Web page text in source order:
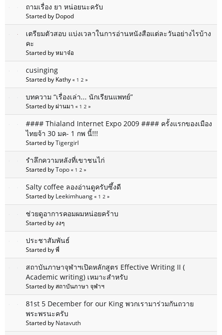
ถามเรื่อง ยา หน่อยนะครับ
Started by Dopod
เตรียมตัวสอบ แบ่งเวลาในการอ่านหนังสือแต่ละวันอย่างไรบ้าง
คะ
Started by หมาจ๋อ
cusinging
Started by Kathy « 1 2 »
บทความ “เรื่องเล่า... นักเรียนแพทย์”
Started by ผ่านมา « 1 2 »
#### Thialand Internet Expo 2009 #### ครั้งแรกของเมือง
ไทยจ้า 30 มค- 1 กพ นี้!!!
Started byTigergirl
รำลึกความหลังที่เขาชนไก่
Started byTopo « 1 2 »
Salty coffee ลองอ่านดูครับซึ้งดี
Started by Leekimhuang « 1 2 »
ช่วยดูอาการคอมผมหน่อยคร้าบ
Started by งงๆ
ประชาสัมพันธ์
Started by พี่
สถาบันภาษาจุฬาฯเปิดหลักสูตร Effective Writing II (
Academic writing) เหมาะสำหรับ
Started by สถาบันภาษา จุฬาฯ
81st 5 December for our King พวกเรามาร่วมกันถวาย
พระพรนะครับ
Started by Natavuth